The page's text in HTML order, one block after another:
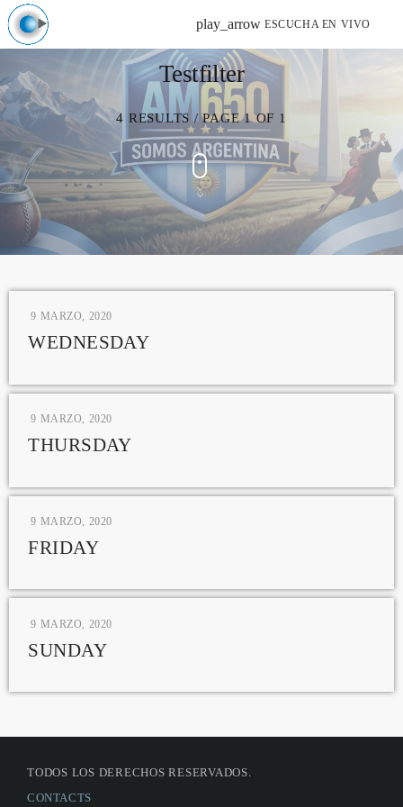
play_arrow ESCUCHA EN VIVO
Testfilter
4 RESULTS / PAGE 1 OF 1
9 MARZO, 2020
WEDNESDAY
9 MARZO, 2020
THURSDAY
9 MARZO, 2020
FRIDAY
9 MARZO, 2020
SUNDAY
TODOS LOS DERECHOS RESERVADOS.
CONTACTS